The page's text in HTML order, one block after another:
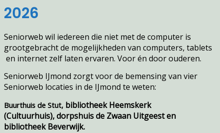
2026
Seniorweb wil iedereen die niet met de computer is
grootgebracht de mogelijkheden van computers, tablets
en internet zelf laten ervaren. Voorén door ouderen.
Seniorweb IJmond zorgt voor de bemensing van vier
Seniorweb locaties in de IJmond te weten:
Buurthuis de Stut, bibliotheek Heemskerk
(Cultuurhuis),dorpshuis de Zwaan Uitgeest en
bibliotheek Beverwijk.